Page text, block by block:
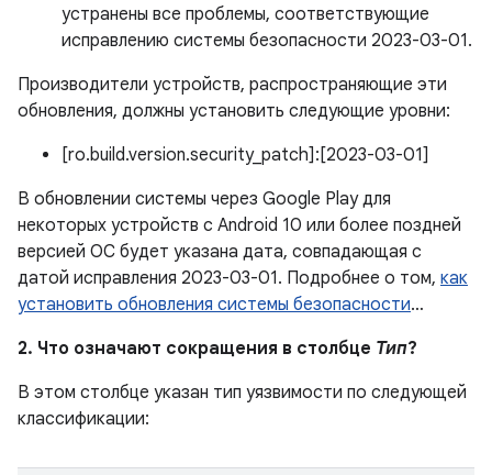
устранены все проблемы, соответствующие
исправлению системы безопасности 2023-03-01.
Производители устройств, распространяющие эти
обновления, должны установить следующие уровни:
[ro.build.version.security_patch]:[2023-03-01]
В обновлении системы через Google Play для
некоторых устройств с Android 10 или более поздней
версией ОС будет указана дата, совпадающая с
датой исправления 2023-03-01. Подробнее о том, как
установить обновления системы безопасности…
2. Что означают сокращения в столбце Тип?
В этом столбце указан тип уязвимости по следующей
классификации: